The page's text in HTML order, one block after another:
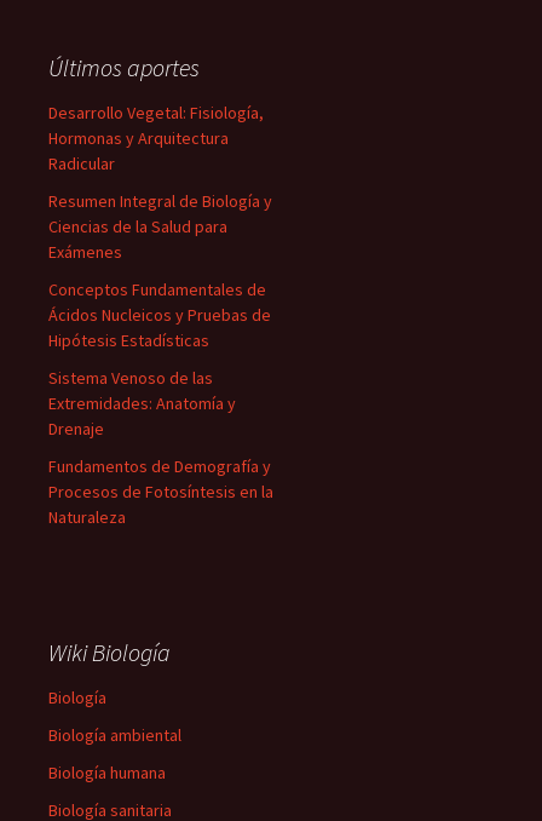
Últimos aportes
Desarrollo Vegetal: Fisiología,
Hormonas y Arquitectura
Radicular
Resumen Integral de Biología y
Ciencias de la Salud para
Exámenes
Conceptos Fundamentales de
Ácidos Nucleicos y Pruebas de
Hipótesis Estadísticas
Sistema Venoso de las
Extremidades: Anatomía y
Drenaje
Fundamentos de Demografía y
Procesos de Fotosíntesis en la
Naturaleza
Wiki Biología
Biología
Biología ambiental
Biología humana
Biología sanitaria